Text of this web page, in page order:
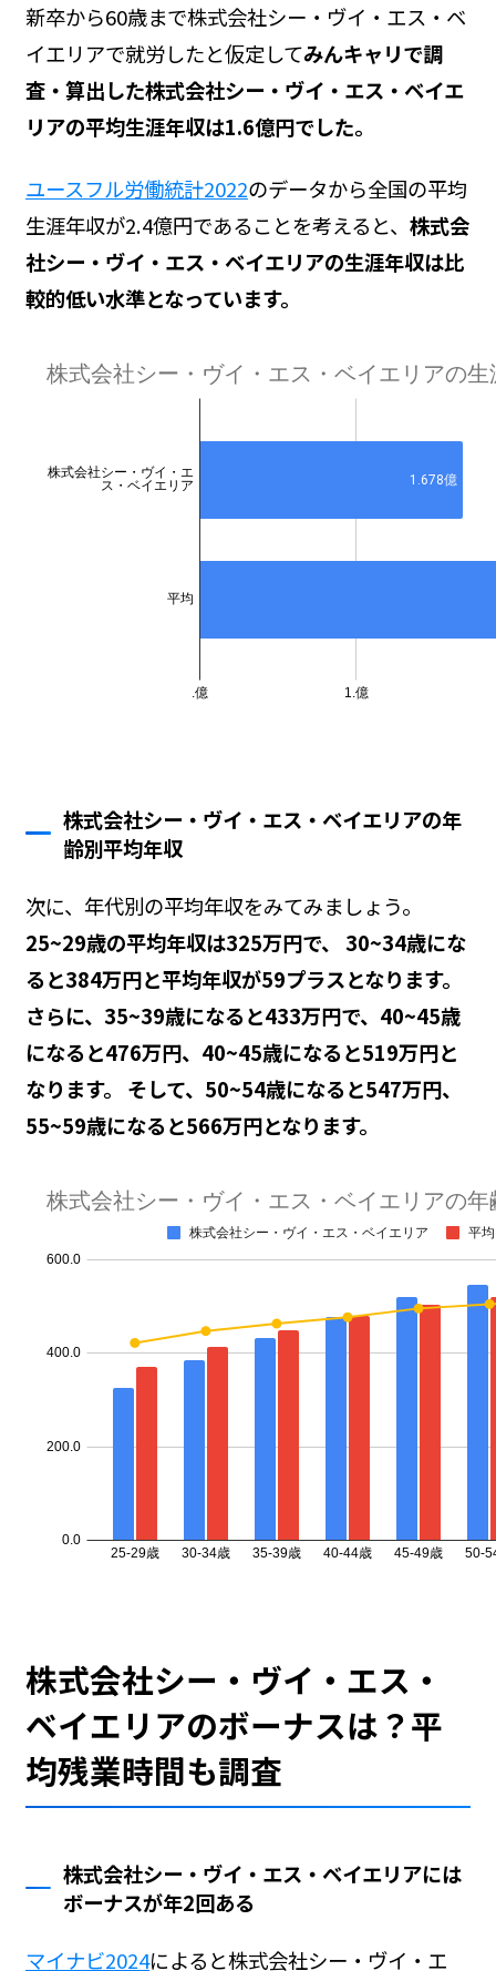
新卒から60歳まで株式会社シー・ヴイ・エス・ベ
イエリアで就労したと仮定してみんキャリで調
査・算出した株式会社シー・ヴイ・エス・ベイエ
リアの平均生涯年収は1.6億円でした。
ユースフル労働統計2022のデータから全国の平均
生涯年収が2.4億円であることを考えると、 株式会
社シー・ヴイ・エス・ベイエリアの生涯年収は比
較的低い水準となっています。
株式会社シー・ヴイ・エス・ベイエリアの年
齢別平均年収
次に、年代別の平均年収をみてみましょう。
25~29歳の平均年収は325万円で、 30~34歳にな
ると384万円と平均年収が59プラスとなります。
さらに、35~39歳になると433万円で、40~45歳
になると476万円、40~45歳になると519万円と
なります。 そして、50~54歳になると547万円、
55~59歳になると566万円となります。
株式会社シー・ヴイ・エス・
ベイエリアのボーナスは？平
均残業時間も調査
株式会社シー・ヴイ・エス・ベイエリアには
ボーナスが年2回ある
マイナビ2024によると株式会社シー・ヴイ・エ